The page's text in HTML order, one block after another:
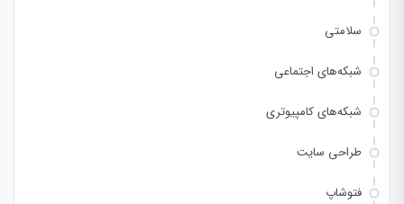
سلامتی
شبکه‌های اجتماعی
شبکه‌های کامپیوتری
طراحی سایت
فتوشاپ